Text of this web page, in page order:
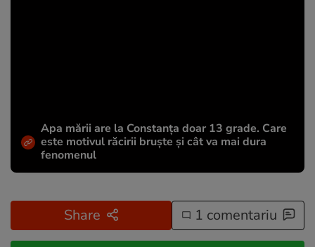
Apa mării are la Constanța doar 13 grade. Care
este motivul răcirii bruște și cât va mai dura
fenomenul
Share 1 comentariu